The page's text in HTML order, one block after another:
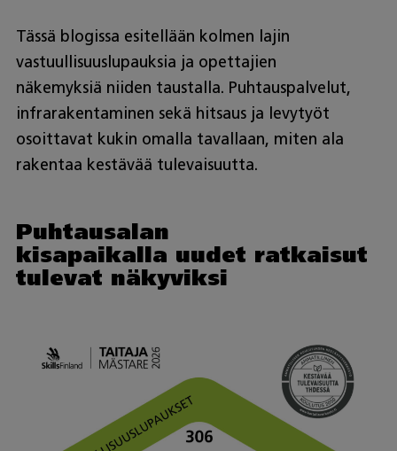
Tässä blogissa esitellään kolmen lajin
vastuullisuuslupauksia ja opettajien
näkemyksiä niiden taustalla. Puhtauspalvelut,
infrarakentaminen sekä hitsaus ja levytyöt
osoittavat kukin omalla tavallaan, miten ala
rakentaa kestävää tulevaisuutta.
Puhtausalan
kisapaikalla uudet ratkaisut
tulevat näkyviksi